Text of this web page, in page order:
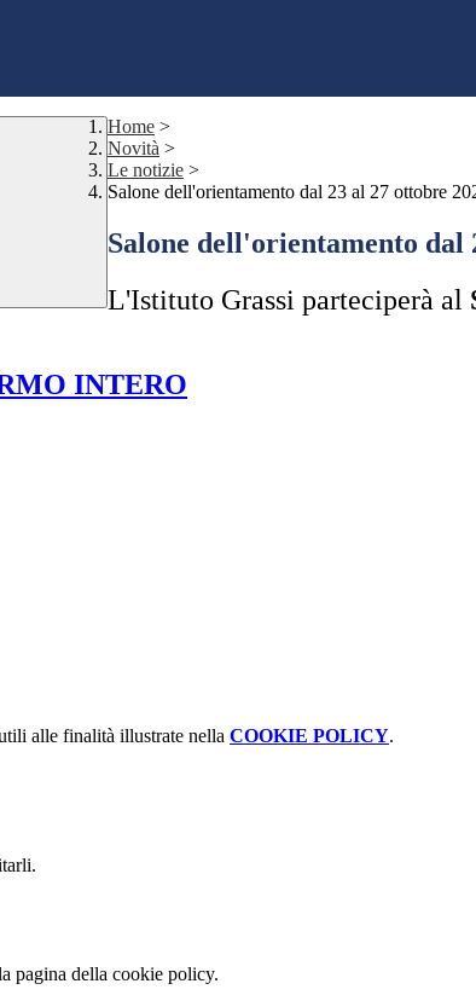
Home >
Novità >
Le notizie >
Salone dell'orientamento dal 23 al 27 ottobre
Salone dell'orientamento dal
L'Istituto Grassi parteciperà al
INTERO
alle finalità illustrate nella COOKIE POLICY.
pagina della cookie policy.